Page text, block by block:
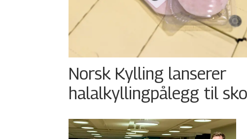
Norsk Kylling lanserer
halalkyllingpålegg til